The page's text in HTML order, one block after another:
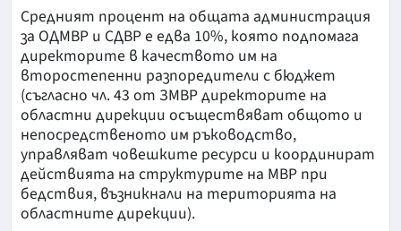
Средният процент на общата администрация
за ОДМВР и СДВР е едва 10%, която подпомага
директорите в качеството им на
второстепенни разпоредители с бюджет
(съгласно чл. 43 от ЗМВР директорите на
областни дирекции осъществяват общото и
непосредственото им ръководство,
управляват човешките ресурси и координират
действията на структурите на МВР при
бедствия, възникнали на територията на
областните дирекции).